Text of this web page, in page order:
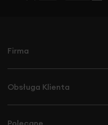
Firma
Obsługa Klienta
Polecane